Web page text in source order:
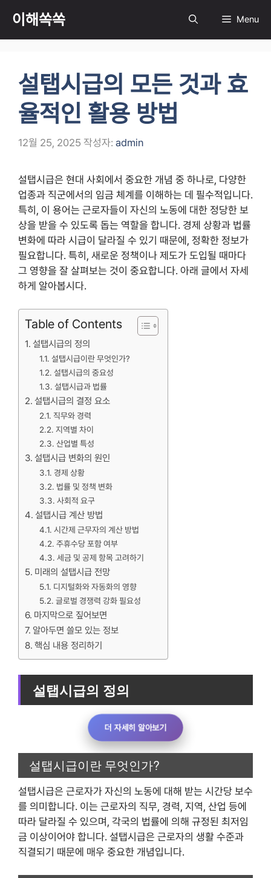
츠
이해쏙쏙 Menu
설탭시급의 모든 것과 효
율적인 활용 방법
12월 25, 2025 작성자: admin
설탭시급은 현대 사회에서 중요한 개념 중 하나로, 다양한
업종과 직군에서의 임금 체계를 이해하는 데 필수적입니다.
특히, 이 용어는 근로자들이 자신의 노동에 대한 정당한 보
상을 받을 수 있도록 돕는 역할을 합니다. 경제 상황과 법률
변화에 따라 시급이 달라질 수 있기 때문에, 정확한 정보가
필요합니다. 특히, 새로운 정책이나 제도가 도입될 때마다
그 영향을 잘 살펴보는 것이 중요합니다. 아래 글에서 자세
하게 알아봅시다.
Table of Contents
설탭시급의 정의
설탭시급이란 무엇인가?
설탭시급의 중요성
설탭시급과 법률
설탭시급의 결정 요소
직무와 경력
지역별 차이
산업별 특성
설탭시급 변화의 원인
경제 상황
법률 및 정책 변화
사회적 요구
설탭시급 계산 방법
시간제 근무자의 계산 방법
주휴수당 포함 여부
세금 및 공제 항목 고려하기
미래의 설탭시급 전망
디지털화와 자동화의 영향
글로벌 경쟁력 강화 필요성
마지막으로 짚어보면
알아두면 쓸모 있는 정보
핵심 내용 정리하기
설탭시급의 정의
더 자세히 알아보기
설탭시급이란 무엇인가?
설탭시급은 근로자가 자신의 노동에 대해 받는 시간당 보수
를 의미합니다. 이는 근로자의 직무, 경력, 지역, 산업 등에
따라 달라질 수 있으며, 각국의 법률에 의해 규정된 최저임
금 이상이어야 합니다. 설탭시급은 근로자의 생활 수준과
직결되기 때문에 매우 중요한 개념입니다.